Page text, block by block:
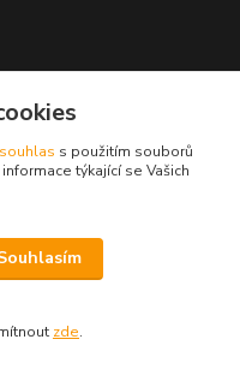
souhlas s použitím souborů
týkající se Vašich
zde.